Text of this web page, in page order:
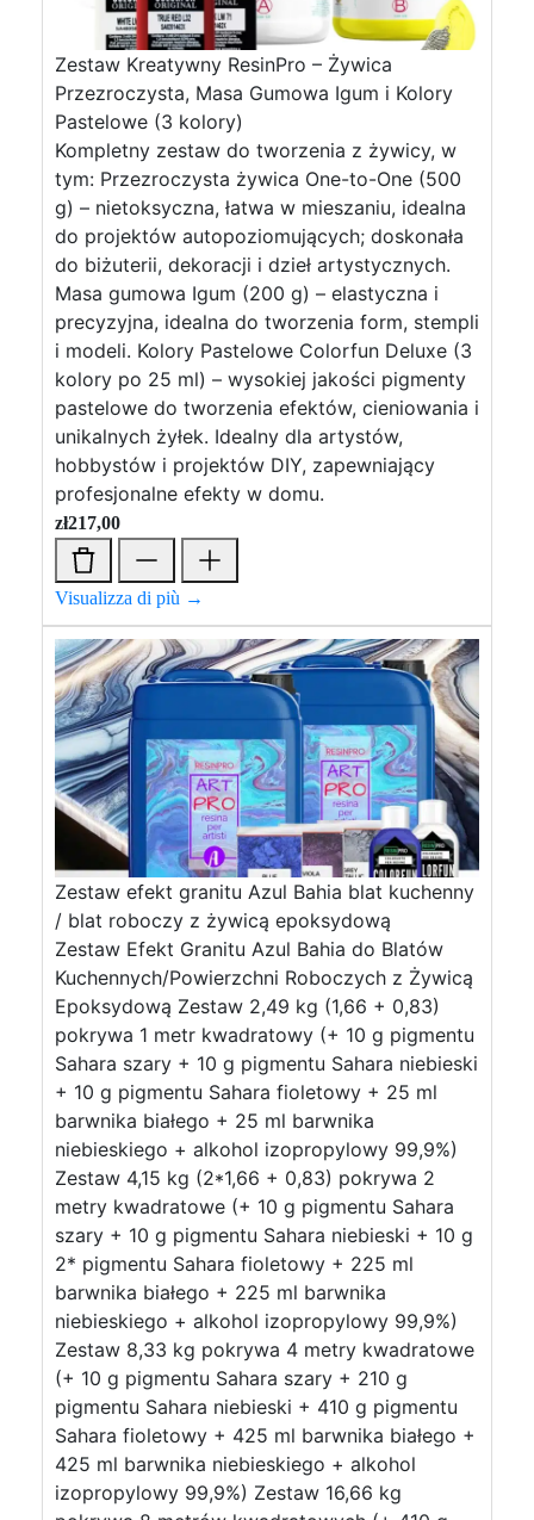
Zestaw Kreatywny ResinPro – Żywica
Przezroczysta, Masa Gumowa Igum i Kolory
Pastelowe (3 kolory)
Kompletny zestaw do tworzenia z żywicy, w
tym: Przezroczysta żywica One-to-One (500
g) – nietoksyczna, łatwa w mieszaniu, idealna
do projektów autopoziomujących; doskonała
do biżuterii, dekoracji i dzieł artystycznych.
Masa gumowa Igum (200 g) – elastyczna i
precyzyjna, idealna do tworzenia form, stempli
i modeli. Kolory Pastelowe Colorfun Deluxe (3
kolory po 25 ml) – wysokiej jakości pigmenty
pastelowe do tworzenia efektów, cieniowania i
unikalnych żyłek. Idealny dla artystów,
hobbystów i projektów DIY, zapewniający
profesjonalne efekty w domu.
zł217,00
Visualizza di più →
Zestaw efekt granitu Azul Bahia blat kuchenny
/ blat roboczy z żywicą epoksydową
Zestaw Efekt Granitu Azul Bahia do Blatów
Kuchennych/Powierzchni Roboczych z Żywicą
Epoksydową Zestaw 2,49 kg (1,66 + 0,83)
pokrywa 1 metr kwadratowy (+ 10 g pigmentu
Sahara szary + 10 g pigmentu Sahara niebieski
+ 10 g pigmentu Sahara fioletowy + 25 ml
barwnika białego + 25 ml barwnika
niebieskiego + alkohol izopropylowy 99,9%)
Zestaw 4,15 kg (2*1,66 + 0,83) pokrywa 2
metry kwadratowe (+ 10 g pigmentu Sahara
szary + 10 g pigmentu Sahara niebieski + 10 g
2* pigmentu Sahara fioletowy + 225 ml
barwnika białego + 225 ml barwnika
niebieskiego + alkohol izopropylowy 99,9%)
Zestaw 8,33 kg pokrywa 4 metry kwadratowe
(+ 10 g pigmentu Sahara szary + 210 g
pigmentu Sahara niebieski + 410 g pigmentu
Sahara fioletowy + 425 ml barwnika białego +
425 ml barwnika niebieskiego + alkohol
izopropylowy 99,9%) Zestaw 16,66 kg